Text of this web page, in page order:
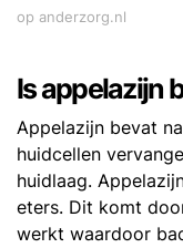
op anderzorg.nl
Is appelazijn
Appelazijn bevat
huidcellen
huidlaag.
eters. Dit komt
werkt waardoor